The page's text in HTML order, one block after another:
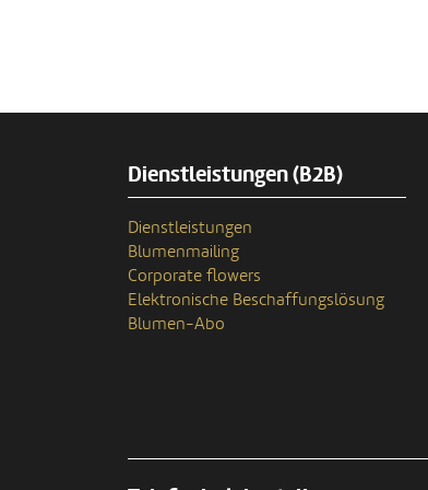
Dienstleistungen (B2B)
Dienstleistungen
Blumenmailing
Corporate flowers
Elektronische Beschaffungslösung
Blumen-Abo